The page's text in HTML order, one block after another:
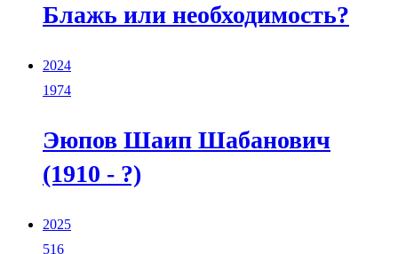
Блажь или необходимость?
2024
1974
Эюпов Шаип Шабанович
(1910 - ?)
2025
516